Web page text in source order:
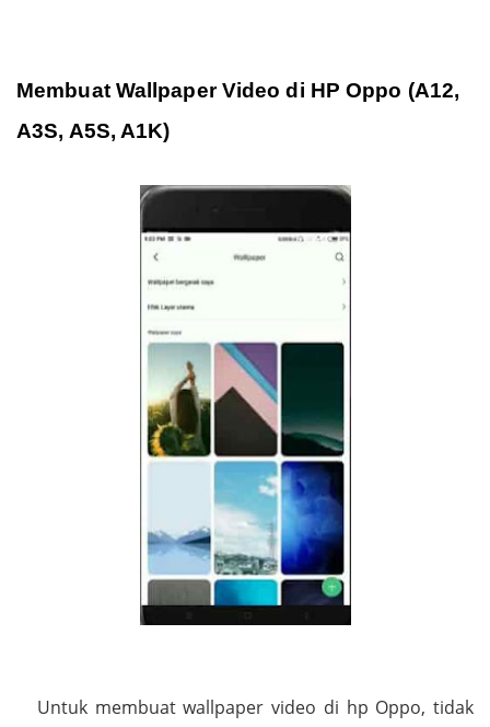
Membuat Wallpaper Video di HP Oppo (A12,
A3S, A5S, A1K)
Untuk membuat wallpaper video di hp Oppo, tidak